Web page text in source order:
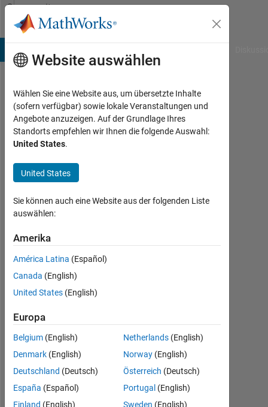
Weiter zum Inhalt
Community
Profile
Razvan
Rutgers
The
University
of
New
Jersey
Aktiv
2011
Followers:
Following:
0
Follow
Website auswählen
Wählen Sie eine Website aus, um übersetzte Inhalte
(sofern verfügbar) sowie lokale Veranstaltungen und
Angebote anzuzeigen. Auf der Grundlage Ihres
Standorts empfehlen wir Ihnen die folgende Auswahl:
United States.
United States
Sie können auch eine Website aus der folgenden Liste
auswählen:
Amerika
América Latina (Español)
Canada (English)
United States (English)
Europa
Belgium (English)
Denmark (English)
Deutschland (Deutsch)
España (Español)
Finland (English)
Netherlands (English)
Norway (English)
Österreich (Deutsch)
Portugal (English)
Sweden (English)